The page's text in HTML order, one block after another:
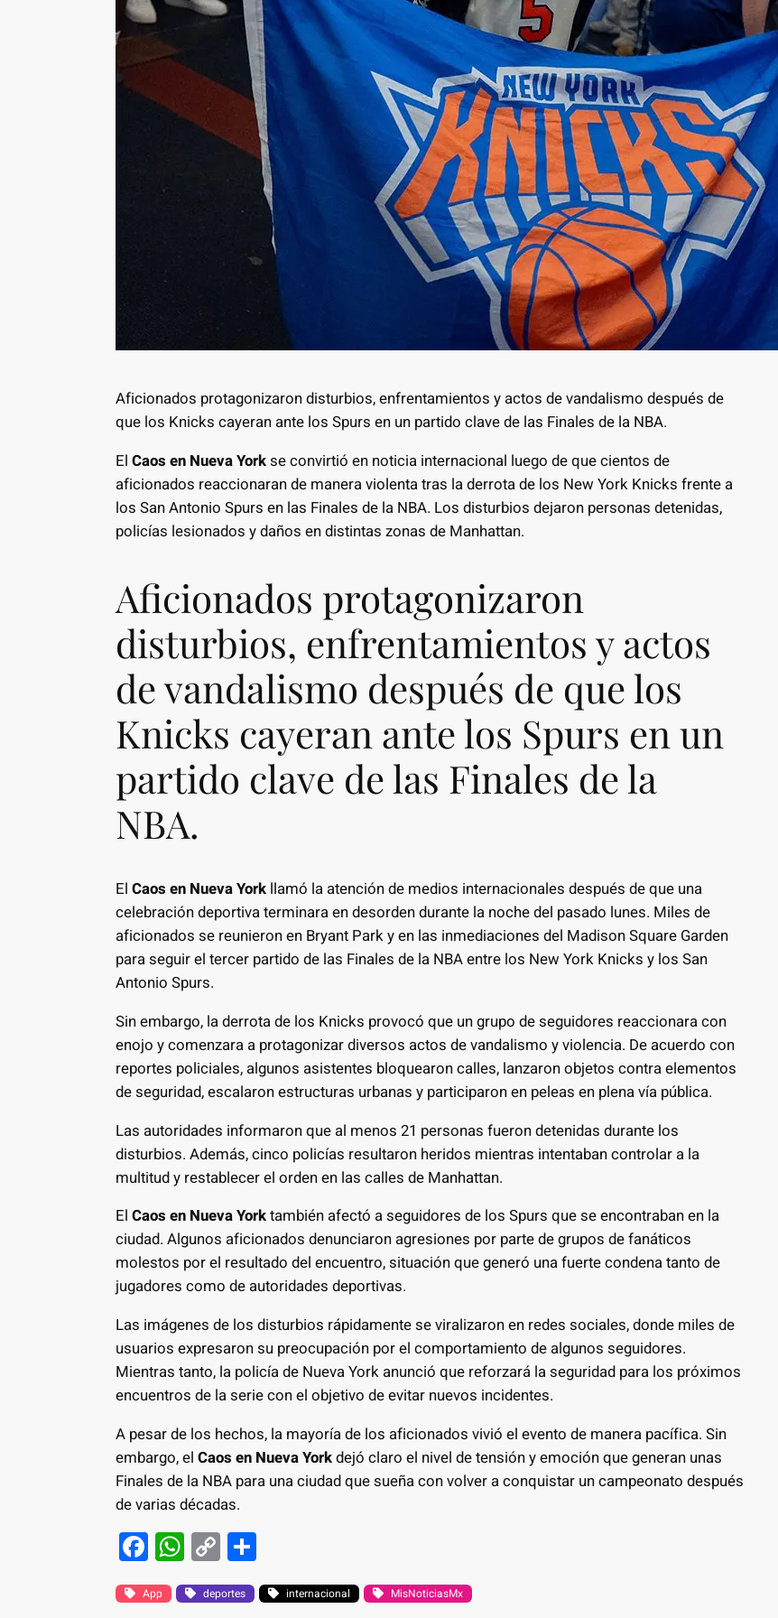
Aficionados protagonizaron disturbios, enfrentamientos y actos de vandalismo después de
que los Knicks cayeran ante los Spurs en un partido clave de las Finales de la NBA.
El Caos en Nueva Yorkse convirtió en noticia internacional luego de que cientos de
aficionados reaccionaran de manera violenta tras la derrota de los New York Knicks frente a
los San Antonio Spurs en las Finales de la NBA. Los disturbios dejaron personas detenidas,
policías lesionados y daños en distintas zonas de Manhattan.
Aficionados protagonizaron
disturbios, enfrentamientos y actos
de vandalismo después de que los
Knicks cayeran ante los Spurs en un
partido clave de las Finales de la
NBA.
El Caos en Nueva York llamó la atención de medios internacionales después de que una
celebración deportiva terminara en desorden durante la noche del pasado lunes. Miles de
aficionados se reunieron en Bryant Park y en las inmediaciones del Madison Square Garden
para seguir el tercer partido de las Finales de la NBA entre los New York Knicks y los San
Antonio Spurs.
Sin embargo, la derrota de los Knicks provocó que un grupo de seguidores reaccionara con
enojo y comenzara a protagonizar diversos actos de vandalismo y violencia. De acuerdo con
reportes policiales, algunos asistentes bloquearon calles, lanzaron objetos contra elementos
de seguridad, escalaron estructuras urbanas y participaron en peleas en plena vía pública.
Las autoridades informaron que al menos 21 personas fueron detenidas durante los
disturbios. Además, cinco policías resultaron heridos mientras intentaban controlar a la
multitud y restablecer el orden en las calles de Manhattan.
El Caos en Nueva Yorktambién afectó a seguidores de los Spurs que se encontraban en la
ciudad. Algunos aficionados denunciaron agresiones por parte de grupos de fanáticos
molestos por el resultado del encuentro, situación que generó una fuerte condena tanto de
jugadores como de autoridades deportivas.
Las imágenes de los disturbios rápidamente se viralizaron en redes sociales, donde miles de
usuarios expresaron su preocupación por el comportamiento de algunos seguidores.
Mientras tanto, la policía de Nueva York anunció que reforzará la seguridad para los próximos
encuentros de la serie con el objetivo de evitar nuevos incidentes.
A pesar de los hechos, la mayoría de los aficionados vivió el evento de manera pacífica. Sin
embargo, el Caos en Nueva Yorkdejó claro el nivel de tensión y emoción que generan unas
Finales de la NBA para una ciudad que sueña con volver a conquistar un campeonato después
de varias décadas.
F
a
c
W
h
at
C
o
p
h
ar
App deportes internacional MisNoticiasMx